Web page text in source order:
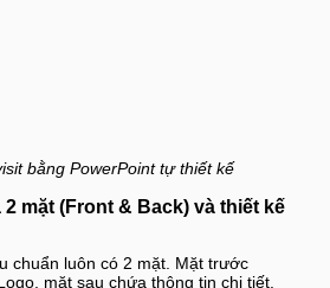
bằng PowerPoint tự thiết kế
mặt (Front & Back) và thiết kế
chuẩn luôn có 2 mặt. Mặt trước
mặt sau chứa thông tin chi tiết.